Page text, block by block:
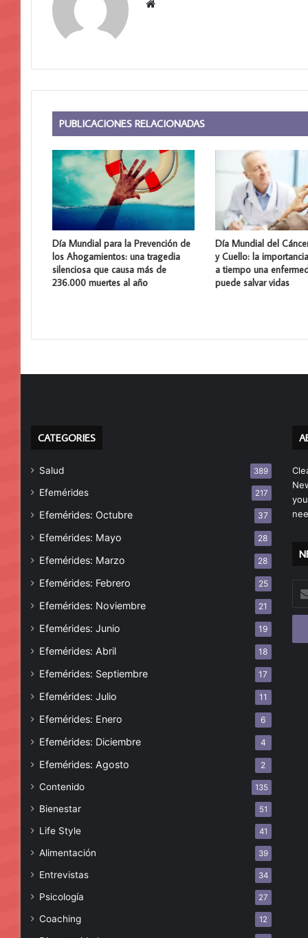
Sitio
PUBLICACIONES RELACIONADAS
Día Mundial para la Prevención de
los Ahogamientos: una tragedia
silenciosa que causa más de
236.000 muertes al año
Día Mundial del
y Cuello: la
a tiempo una
puede salvar vidas
CATEGORIES
Salud 389
Efemérides 217
Efemérides: Octubre 37
Efemérides: Mayo 28
Efemérides: Marzo 28
Efemérides: Febrero 25
Efemérides: Noviembre 21
Efemérides: Junio 19
Efemérides: Abril 18
Efemérides: Septiembre 17
Efemérides: Julio 11
Efemérides: Enero 6
Efemérides: Diciembre 4
Efemérides: Agosto 2
Contenido 135
Bienestar 51
Life Style 41
Alimentación 39
Entrevistas 34
Psicología 27
Coaching 12